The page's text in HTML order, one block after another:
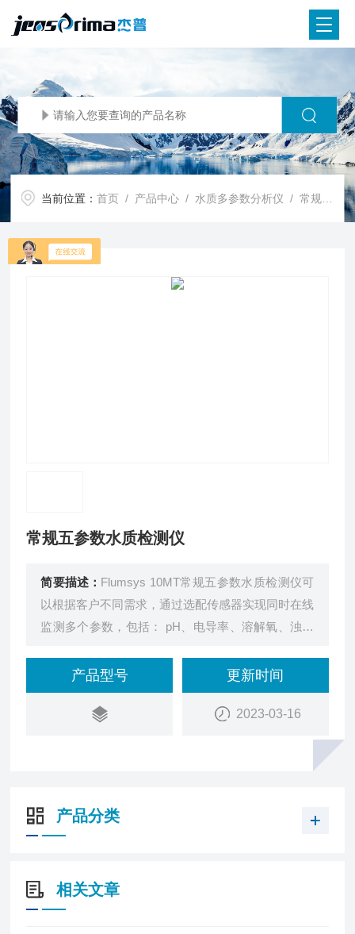
当前位置：首页 / 产品中心 / 水质多参数分析仪 /常规五参数分析仪
常规五参数水质检测仪
简要描述： Flumsys 10MT常规五参数水质检测仪可
以根据客户不同需求，通过选配传感器实现同时在线
监测多个参数，包括： pH、电导率、溶解氧、浊度
制器采用7寸触摸屏，操作简单，安装便利，实现传
感器的即插即用。具有数据存储功能，支持U盘导
出。标配RS485 Modbus RTU通讯，可选择数据远
产品型号 更新时间
2023-03-16
产品分类
相关文章